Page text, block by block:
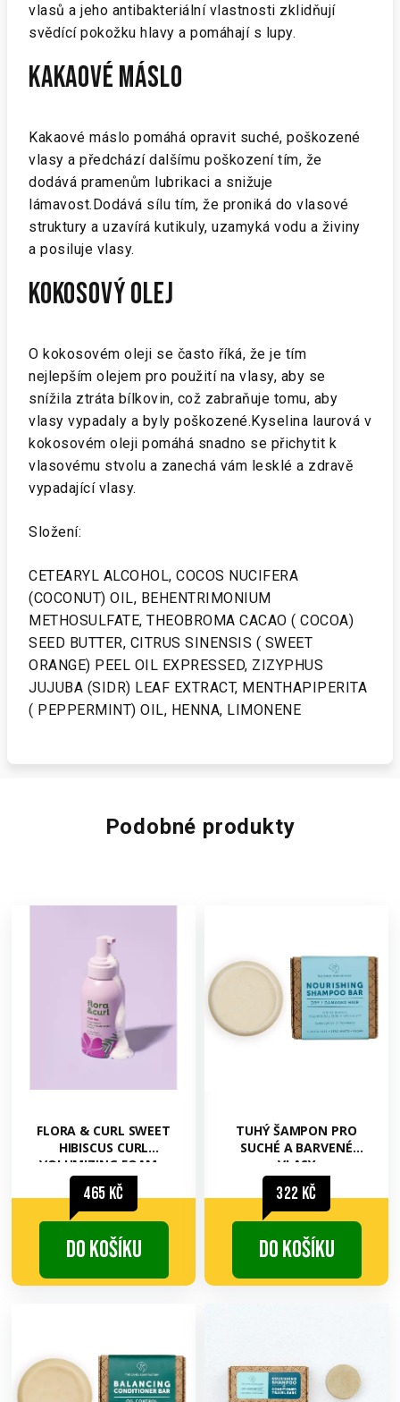
vlasů a jeho antibakteriální vlastnosti zklidňují
svědící pokožku hlavy a pomáhají s lupy.
KAKAOVÉ MÁSLO
Kakaové máslo pomáhá opravit suché, poškozené
vlasy a předchází dalšímu poškození tím, že
dodává pramenům lubrikaci a snižuje
lámavost.Dodává sílu tím, že proniká do vlasové
struktury a uzavírá kutikuly, uzamyká vodu a živiny
a posiluje vlasy.
KOKOSOVÝ OLEJ
O kokosovém oleji se často říká, že je tím
nejlepším olejem pro použití na vlasy, aby se
snížila ztráta bílkovin, což zabraňuje tomu, aby
vlasy vypadaly a byly poškozené.Kyselina laurová v
kokosovém oleji pomáhá snadno se přichytit k
vlasovému stvolu a zanechá vám lesklé a zdravě
vypadající vlasy.
Složení:
CETEARYL ALCOHOL, COCOS NUCIFERA
(COCONUT) OIL, BEHENTRIMONIUM
METHOSULFATE, THEOBROMA CACAO ( COCOA)
SEED BUTTER, CITRUS SINENSIS ( SWEET
ORANGE) PEEL OIL EXPRESSED, ZIZYPHUS
JUJUBA (SIDR) LEAF EXTRACT, MENTHAPIPERITA
( PEPPERMINT) OIL, HENNA, LIMONENE
Podobné produkty
FLORA & CURL SWEET
HIBISCUS CURL
VOLUMIZING FOAM –
STYLINGOVÁ PĚNA 300
ML
465 Kč
Do košíku
TUHÝ ŠAMPON PRO
SUCHÉ A BARVENÉ
VLASY
322 Kč
Do košíku